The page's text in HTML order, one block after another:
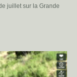
juillet sur la Grande